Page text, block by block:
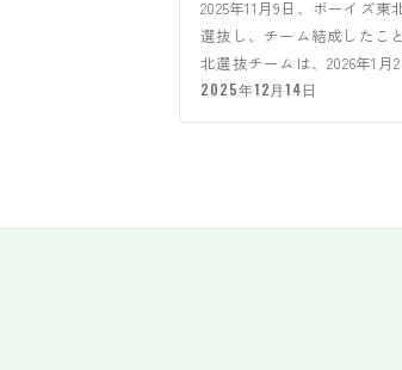
2025年11月9日、ボーイズ東
選抜し、チーム結成したこ
北選抜チームは、2026年1月
開催され…
2025年12月14日